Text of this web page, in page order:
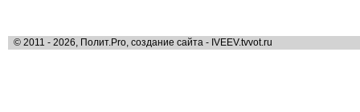
© 2011 - 2026, Полит.Pro, создание сайта - IVEEV.tvvot.ru